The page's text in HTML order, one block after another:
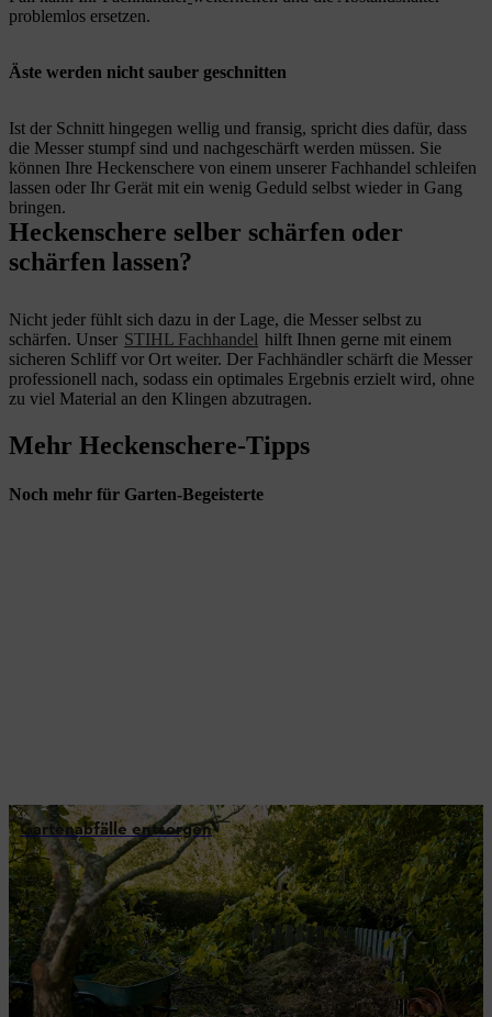
problemlos ersetzen.
Äste werden nicht sauber geschnitten
Ist der Schnitt hingegen wellig und fransig, spricht dies dafür, dass
die Messer stumpf sind und nachgeschärft werden müssen. Sie
können Ihre Heckenschere von einem unserer Fachhandel schleifen
lassen oder Ihr Gerät mit ein wenig Geduld selbst wieder in Gang
bringen.
Heckenschere selber schärfen oder
schärfen lassen?
Nicht jeder fühlt sich dazu in der Lage, die Messer selbst zu
schärfen. Unser STIHL Fachhandel hilft Ihnen gerne mit einem
sicheren Schliff vor Ort weiter. Der Fachhändler schärft die Messer
professionell nach, sodass ein optimales Ergebnis erzielt wird, ohne
zu viel Material an den Klingen abzutragen.
Mehr Heckenschere-Tipps
Noch mehr für Garten-Begeisterte
Gartenabfälle entsorgen